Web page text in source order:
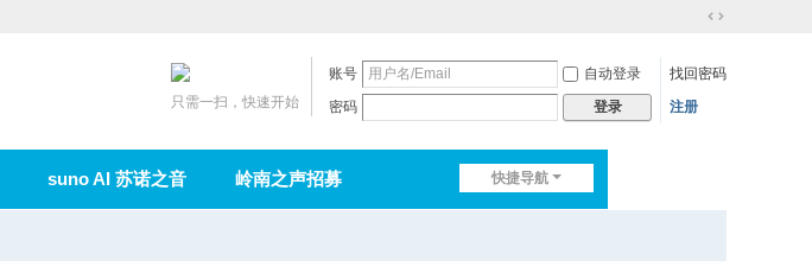
到
账号 自动登录
找回密码
密码
登录 注册
只需一扫，快速开始
快捷导航
suno AI 苏诺之音 岭南之声招募